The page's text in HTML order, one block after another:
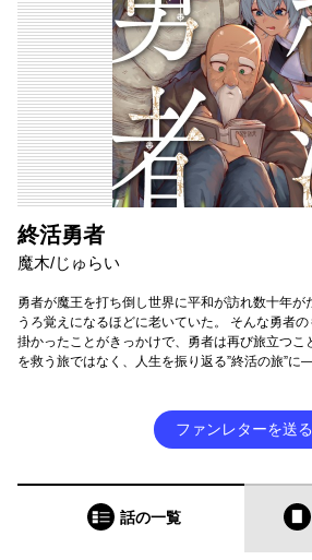
終活勇者
魔木/じゅらい
勇者が魔王を打ち倒し世界に平和が訪れ数十年が
うろ覚えになるほどに老いていた。 そんな勇者
掛かったことがきっかけで、勇者は再び旅立つこ
を救う旅ではなく、人生を振り返る”終活の旅”に
ファンレターを送る
話の一覧